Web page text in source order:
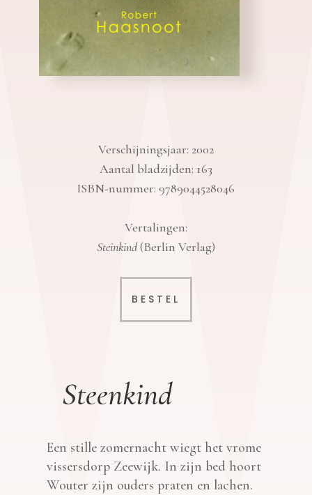
Verschijningsjaar: 2002
Aantal bladzijden: 163
ISBN-nummer: 9789044528046
Vertalingen:
Steinkind(Berlin Verlag)
BESTEL
Steenkind
Een stille zomernacht wiegt het vrome
vissersdorp Zeewijk. In zijn bed hoort
Wouter zijn ouders praten en lachen.